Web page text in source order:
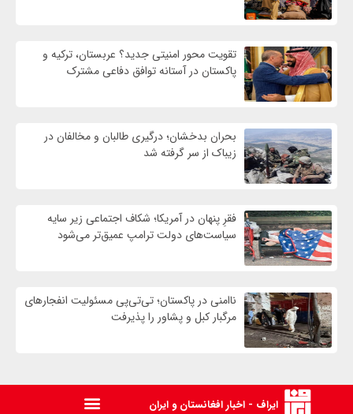
تقویت محور امنیتی جدید؟ عربستان، ترکیه و
پاکستان در آستانه توافق دفاعی مشترک
بحران بدخشان؛ درگیری طالبان و مخالفان در
زیباک از سر گرفته شد
فقرِ پنهان در آمریکا؛ شکاف اجتماعی زیر سایه
سیاست‌های دولت ترامپ عمیق‌تر می‌شود
ناامنی در پاکستان؛ تی‌تی‌پی مسئولیت انفجارهای
مرگبار کبل و پشاور را پذیرفت
ایراف - اخبار افغانستان و ایران